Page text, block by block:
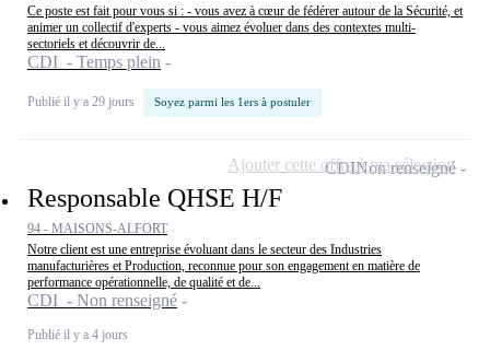
Ce poste est fait pour vous si : - vous avez à cœur de fédérer autour de la Sécurité, et
animer un collectif d'experts - vous aimez évoluer dans des contextes multi-
sectoriels et découvrir de...
CDI - Temps plein
Publié il y a 29 jours Soyez parmi les 1ers à postuler
Responsable QHSE H/F
94 - MAISONS-ALFORT
Notre client est une entreprise évoluant dans le secteur des Industries
manufacturières et Production, reconnue pour son engagement en matière de
performance opérationnelle, de qualité et de...
CDI - Non renseigné
Publié il y a 4 jours
CDINon renseigné
Ajouter cette offre à ma sélection